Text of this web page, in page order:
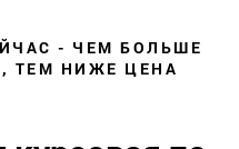
- ЧЕМ БОЛЬШЕ
ТЕМ НИЖЕ ЦЕНА